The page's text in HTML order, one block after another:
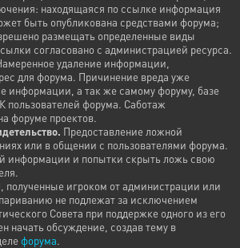
находящаяся по ссылке информация
быть опубликована средствами форума;
размещать определенные виды
согласовано с администрацией ресурса.
удаление информации,
для форума. Причинение вреда уже
информации, а так же самому форуму, базе
пользователей форума. Саботаж
форуме проектов.
Предоставление ложной
или в общении с пользователями форума.
информации и попытки скрыть ложь свою
полученные игроком от администрации или
не подлежат за исключением
Совета при поддержке одного из его
начать обсуждение, создав тему в
форума.